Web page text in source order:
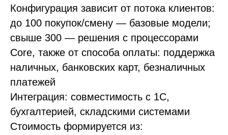
Конфигурация зависит от потока клиентов:
до 100 покупок/смену — базовые модели;
свыше 300 — решения с процессорами
Core, также от способа оплаты: поддержка
наличных, банковских карт, безналичных
платежей
Интеграция: совместимость с 1С,
бухгалтерией, складскими системами
Стоимость формируется из: